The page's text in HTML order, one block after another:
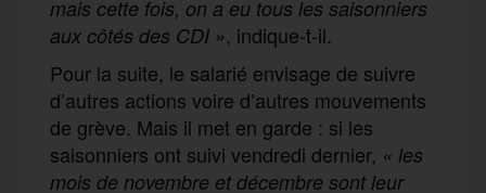
mais cette fois, on a eu tous les saisonniers
aux côtés des CDI », indique-t-il.
Pour la suite, le salarié envisage de suivre
d’autres actions voire d’autres mouvements
de grève. Mais il met en garde : si les
saisonniers ont suivi vendredi dernier, « les
mois de novembre et décembre sont leur